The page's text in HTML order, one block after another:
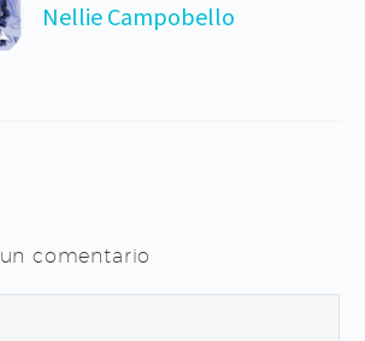
Nellie Campobello
un comentario